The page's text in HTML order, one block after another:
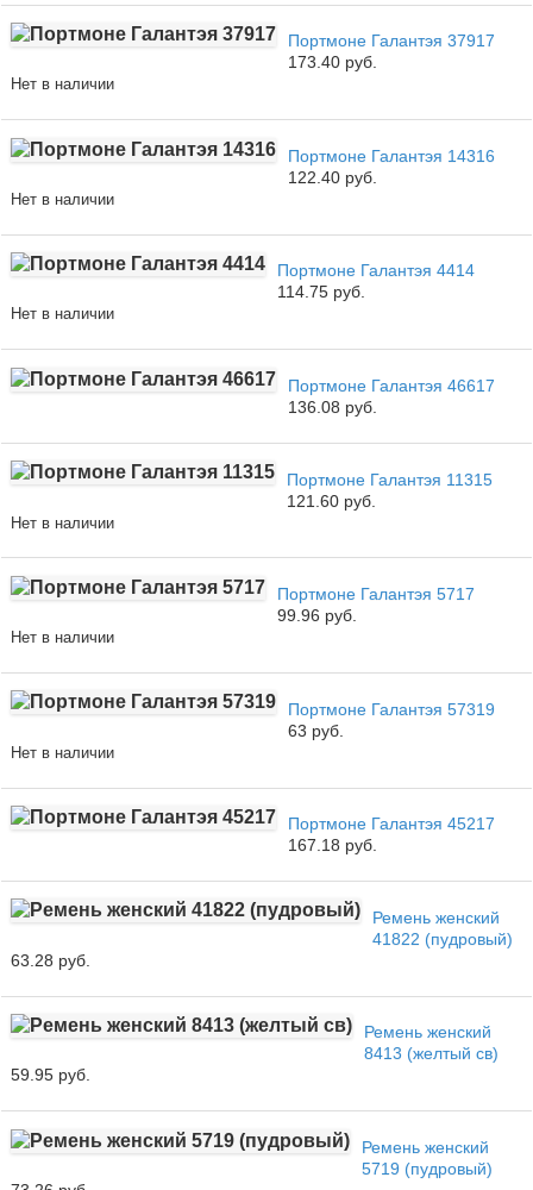
Портмоне Галантэя 37917
173.40 руб.
Нет в наличии
Портмоне Галантэя 14316
122.40 руб.
Нет в наличии
Портмоне Галантэя 4414
114.75 руб.
Нет в наличии
Портмоне Галантэя 46617
136.08 руб.
Портмоне Галантэя 11315
121.60 руб.
Нет в наличии
Портмоне Галантэя 5717
99.96 руб.
Нет в наличии
Портмоне Галантэя 57319
63 руб.
Нет в наличии
Портмоне Галантэя 45217
167.18 руб.
Ремень женский
41822 (пудровый)
63.28 руб.
Ремень женский
8413 (желтый св)
59.95 руб.
Ремень женский
5719 (пудровый)